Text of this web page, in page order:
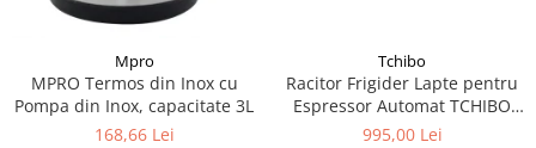
Mpro
MPRO Termos din Inox cu
Pompa din Inox, capacitate 3L
168,66 Lei
Tchibo
Racitor Frigider Lapte pentru
Espressor Automat TCHIBO
Coffea Office 1L
995,00 Lei